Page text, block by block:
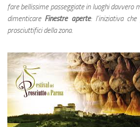
fare bellissime passeggiate in luoghi davvero
dimenticare Finestre aperte: l’iniziativa
prosciuttifici della zona.